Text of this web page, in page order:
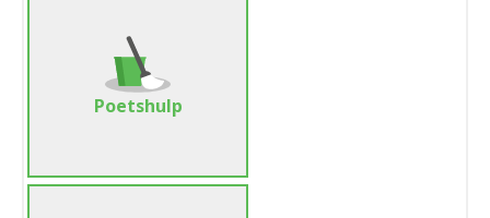
Poetshulp